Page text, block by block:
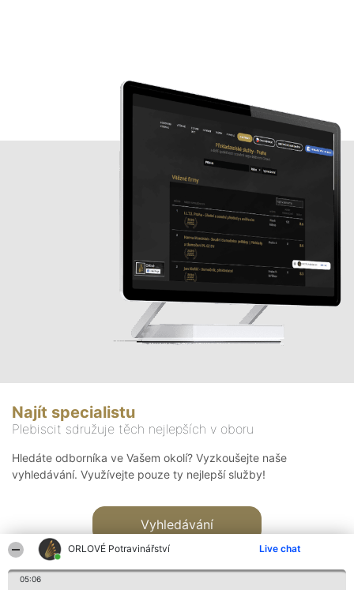
ORLOVÉ Potravinářství Live chat
05:06
Najít specialistu
Plebiscit sdružuje těch nejlepších v oboru
Hledáte odborníka ve Vašem okolí? Vyzkoušejte naše
vyhledávání. Využívejte pouze ty nejlepší služby!
Vyhledávání